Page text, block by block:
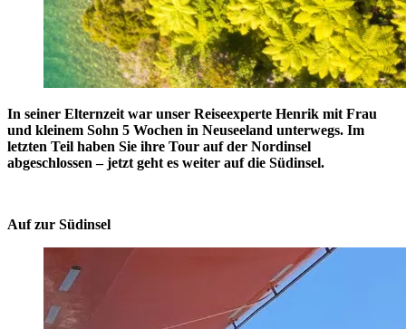
In seiner Elternzeit war unser Reiseexperte Henrik mit Frau
und kleinem Sohn 5 Wochen in Neuseeland unterwegs. Im
letzten Teil haben Sie ihre Tour auf der Nordinsel
abgeschlossen – jetzt geht es weiter auf die Südinsel.
Auf zur Südinsel